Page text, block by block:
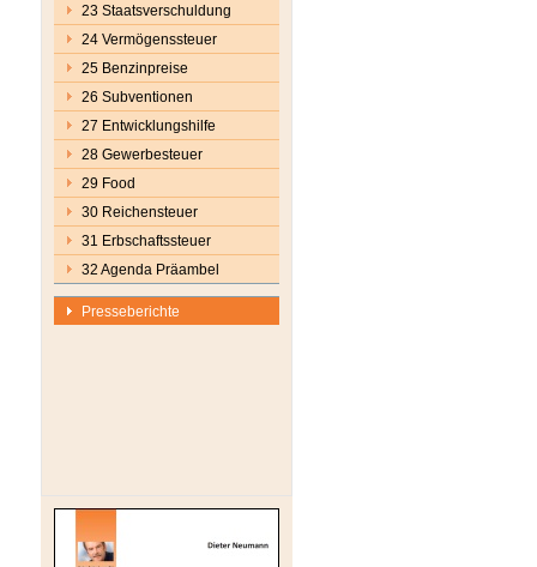
23 Staatsverschuldung
24 Vermögenssteuer
25 Benzinpreise
26 Subventionen
27 Entwicklungshilfe
28 Gewerbesteuer
29 Food
30 Reichensteuer
31 Erbschaftssteuer
32 Agenda Präambel
Presseberichte